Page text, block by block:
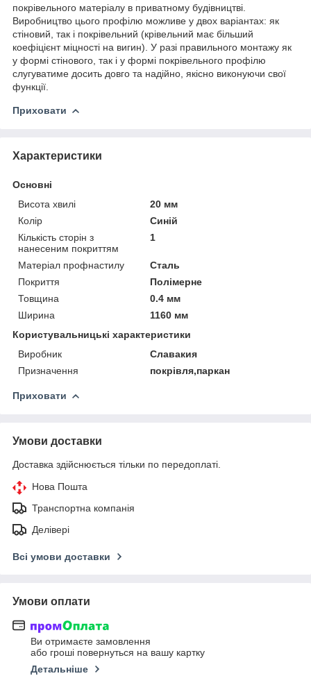
покрівельного матеріалу в приватному будівництві.
Виробництво цього профілю можливе у двох варіантах: як
стіновий, так і покрівельний (крівельний має більший
коефіцієнт міцності на вигин). У разі правильного монтажу як
у формі стінового, так і у формі покрівельного профілю
слугуватиме досить довго та надійно, якісно виконуючи свої
функції.
Приховати
Характеристики
Основні
Висота хвилі
20 мм
Колір
Синій
Кількість сторін з
нанесеним покриттям
1
Матеріал профнастилу
Сталь
Покриття
Полімерне
Товщина
0.4 мм
Ширина
1160 мм
Користувальницькі характеристики
Виробник
Славакия
Призначення
покрівля,паркан
Приховати
Умови доставки
Доставка здійснюється тільки по передоплаті.
Нова Пошта
Транспортна компанія
Делівері
Всі умови доставки
Умови оплати
Ви отримаєте замовлення
або гроші повернуться на вашу картку
Детальніше